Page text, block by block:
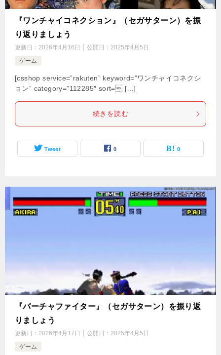
『ワンチャイコネクション』（セガサターン）を振
り返りましょう
更新日： 2026年4月16日 公開日： 2025年4月5日
ゲーム
[csshop service=”rakuten” keyword=”ワンチャイコネクシ
ョン” category=”112285″ sort= […]
続きを読む
Tweet 0 0
『バーチャファイター』（セガサターン）を振り返
りましょう
更新日： 2026年4月17日 公開日： 2025年4月5日
ゲーム